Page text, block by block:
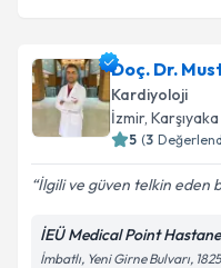
Doç. Dr.
Kardiyoloji
İzmir, Karşıyaka
5 (3
İlgili ve güven telkin eden
İEÜ Medical Point
İmbatlı, Yeni Girne Bulvarı,